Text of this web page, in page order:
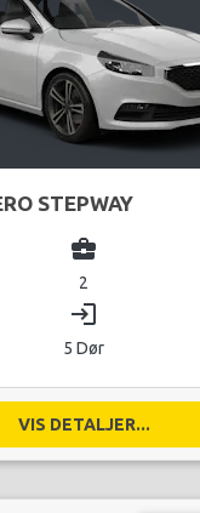
STEPWAY
business_center
2
login
5 Dør
VIS DETALJER...